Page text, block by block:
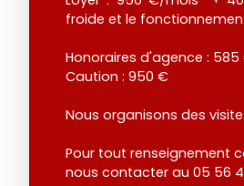
froide et le
Honoraires d'agence : 585
Caution : 950 €
Nous organisons des
Pour tout renseignement
nous contacter au 05 56